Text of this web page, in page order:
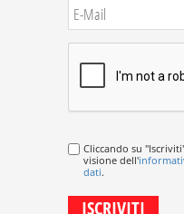
Cliccando su
visione dell'
dati.